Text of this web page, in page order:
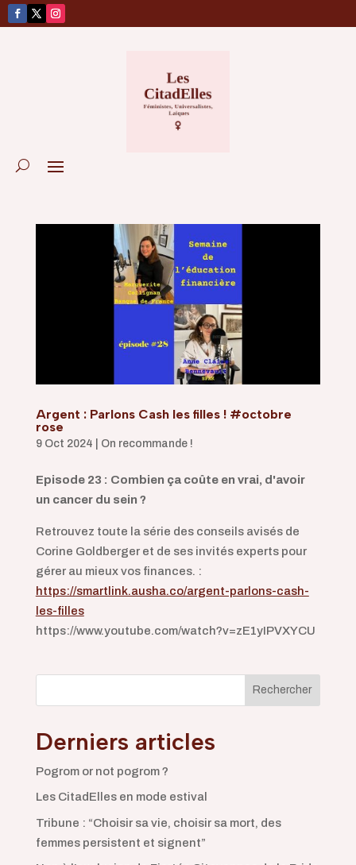
Argent : Parlons Cash les filles ! #octobre
rose
9 Oct 2024 On recommande !
Episode 23 : Combien ça coûte en vrai, d'avoir
un cancer du sein ?
Retrouvez toute la série des conseils avisés de
Corine Goldberger et de ses invités experts pour
gérer au mieux vos finances. :
https://smartlink.ausha.co/argent-parlons-cash-
les-filles
https://www.youtube.com/watch?v=zE1yIPVXYCU
Rechercher
Derniers articles
Pogrom or not pogrom ?
Les CitadElles en mode estival
Tribune : “Choisir sa vie, choisir sa mort, des
femmes persistent et signent”